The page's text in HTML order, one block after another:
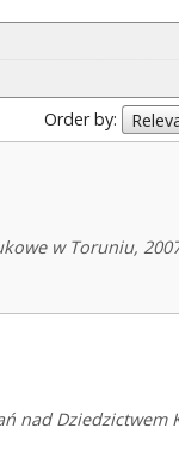
Order by:
w Toruniu,
nad Dziedzictwem